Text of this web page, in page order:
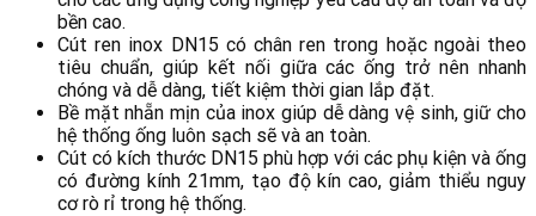
bền cao.
Cút ren inox DN15 có chân ren trong hoặc ngoài theo
tiêu chuẩn, giúp kết nối giữa các ống trở nên nhanh
chóng và dễ dàng, tiết kiệm thời gian lắp đặt.
Bề mặt nhẵn mịn của inox giúp dễ dàng vệ sinh, giữ cho
hệ thống ống luôn sạch sẽ và an toàn.
Cút có kích thước DN15 phù hợp với các phụ kiện và ống
có đường kính 21mm, tạo độ kín cao, giảm thiểu nguy
cơ rò rỉ trong hệ thống.